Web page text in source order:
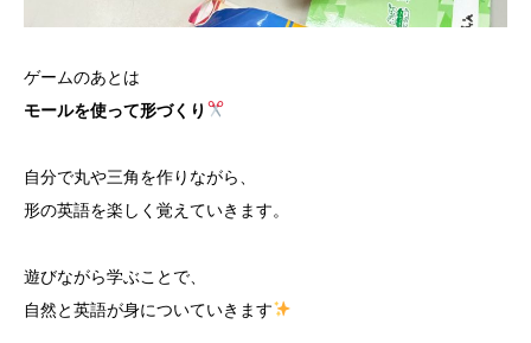
ゲームのあとは
モールを使って形づくり
自分で丸や三角を作りながら、
形の英語を楽しく覚えていきます。
遊びながら学ぶことで、
自然と英語が身についていきます